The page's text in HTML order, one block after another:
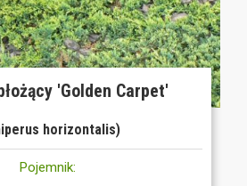
'Golden Carpet'
horizontalis)
Pojemnik: